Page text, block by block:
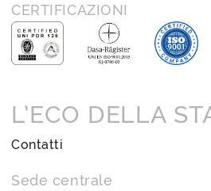
CERTIFICAZIONI
L’ECO DELLA
Contatti
Sede centrale